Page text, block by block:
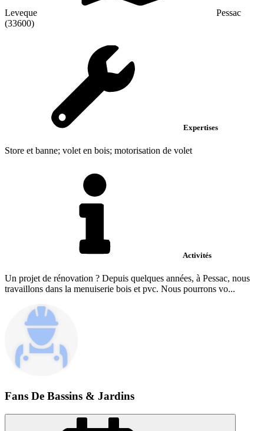
Leveque
Pessac
(33600)
Expertises
Store et banne; volet en bois; motorisation de volet
Activités
Un projet de rénovation ? Depuis quelques années, à Pessac, nous
travaillons dans la menuiserie bois et pvc. Nous pourrons vo...
Fans De Bassins & Jardins